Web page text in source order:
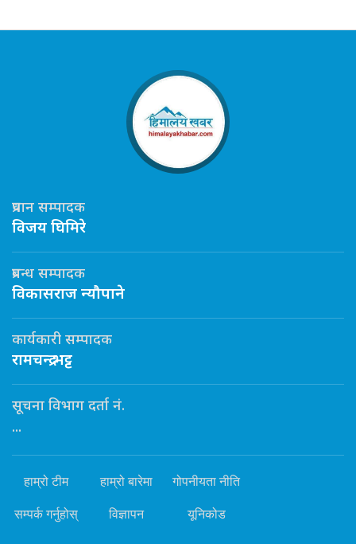
प्रधान सम्पादक
विजय घिमिरे
प्रबन्ध सम्पादक
विकासराज न्यौपाने
कार्यकारी सम्पादक
रामचन्द्र भट्ट
सूचना विभाग दर्ता नं.
...
हाम्रो टीम हाम्रो बारेमा गोपनीयता नीति
सम्पर्क गर्नुहोस् विज्ञापन यूनिकोड